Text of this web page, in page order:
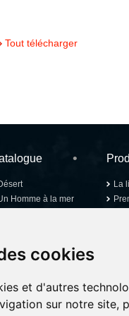
cookies
et d'autres
sur notre site,
Tout télécharger
Homme à la mer
Travellers
La